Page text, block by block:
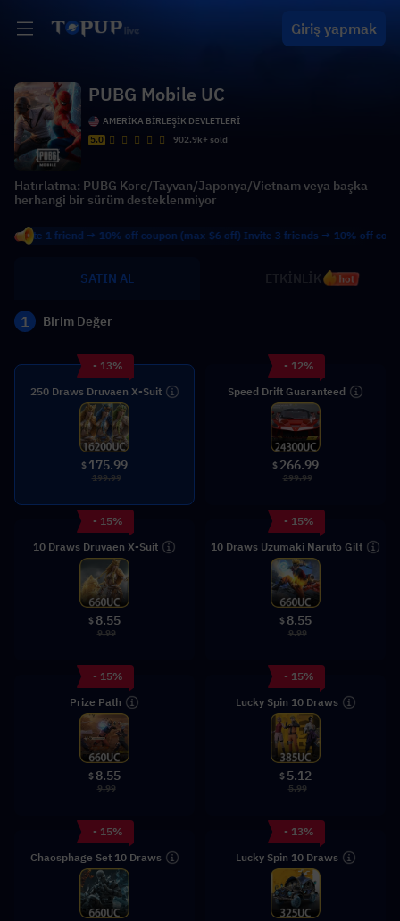
Giriş yapmak
PUBG Mobile UC
AMERİKA BİRLEŞİK DEVLETLERİ
5.0
902.9k+ sold
Hatırlatma: PUBG Kore/Tayvan/Japonya/Vietnam veya başka
herhangi bir sürüm desteklenmiyor
1 friend → 10% off coupon (max $6 off) Invite 3 friends → 10% off
SATIN AL hot
1 Birim Değer
- 13%
250 Draws Druvaen X-Suit
$ 175.99
199.99
- 12%
Speed Drift Guaranteed
$ 266.99
299.99
- 15%
10 Draws Druvaen X-Suit
$ 8.55
9.99
- 15%
10 Draws Uzumaki Naruto Gilt
$ 8.55
9.99
- 15%
Prize Path
$ 8.55
9.99
- 15%
Lucky Spin 10 Draws
$ 5.12
5.99
- 15%
Chaosphage Set 10 Draws
- 13%
Lucky Spin 10 Draws